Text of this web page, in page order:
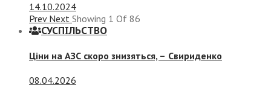
14.10.2024
Prev Next Showing 1 Of 86
СУСПIЛЬСТВО
Ціни на АЗС скоро знизяться, – Свириденко
08.04.2026